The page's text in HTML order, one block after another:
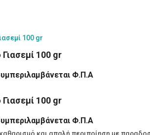
100 gr
Φ.Π.Α
100 gr
Φ.Π.Α